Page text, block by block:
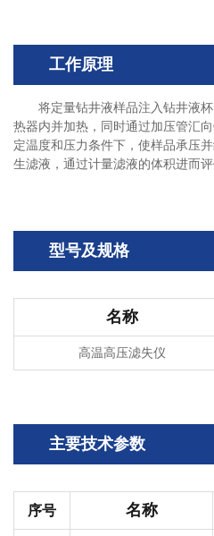
工作原理
将定量钻井液样品注入钻井液
热器内并加热，同时通过加压管汇
定温度和压力条件下，使样品承压
生滤液，通过计量滤液的体积进而评
型号及规格
名称
高温高压滤失仪
主要技术参数
序号 名称